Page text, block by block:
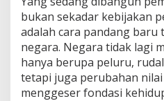
bukan sekadar kebijakan
adalah cara pandang
negara. Negara tidak lagi
hanya berupa peluru,
tetapi juga perubahan
menggeser fondasi